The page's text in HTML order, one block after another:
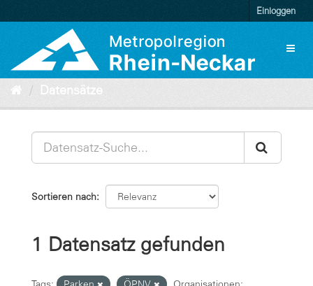
zum
Einloggen
Datensätze
Sortieren nach
1 Datensatz gefunden